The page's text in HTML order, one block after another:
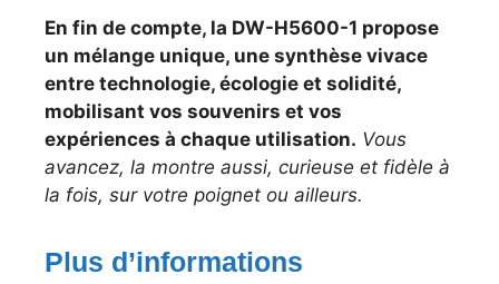
En fin de compte, la DW-H5600-1 propose
un mélange unique, une synthèse vivace
entre technologie, écologie et solidité,
mobilisant vos souvenirs et vos
expériences à chaque utilisation. Vous
avancez, la montre aussi, curieuse et fidèle à
la fois, sur votre poignet ou ailleurs.
Plus d’informations